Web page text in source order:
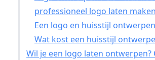
professioneel logo laten
Een logo en huisstijl
Wat kost een huisstijl
Wil je een logo laten ontwerpen?